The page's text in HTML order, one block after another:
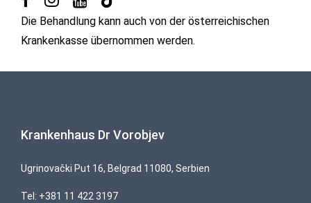
Die Behandlung kann auch von der österreichischen
Krankenkasse übernommen werden.
Krankenhaus Dr Vorobjev
Ugrinovački Put 16, Belgrad 11080, Serbien
Tel: +381 11 422 3197